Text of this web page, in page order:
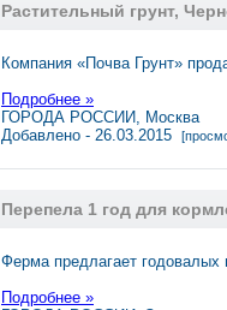
Растительный грунт,
Компания «Почва Грунт»
Подробнее »
ГОРОДА РОССИИ, Москва
Добавлено - 26.03.2015
Перепела 1 год для
Ферма предлагает
Подробнее »